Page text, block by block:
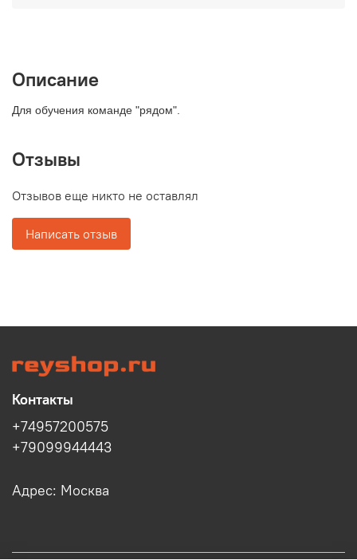
Описание
Для обучения команде "рядом".
Отзывы
Отзывов еще никто не оставлял
Написать отзыв
Контакты
+74957200575
+79099944443
Адрес: Москва